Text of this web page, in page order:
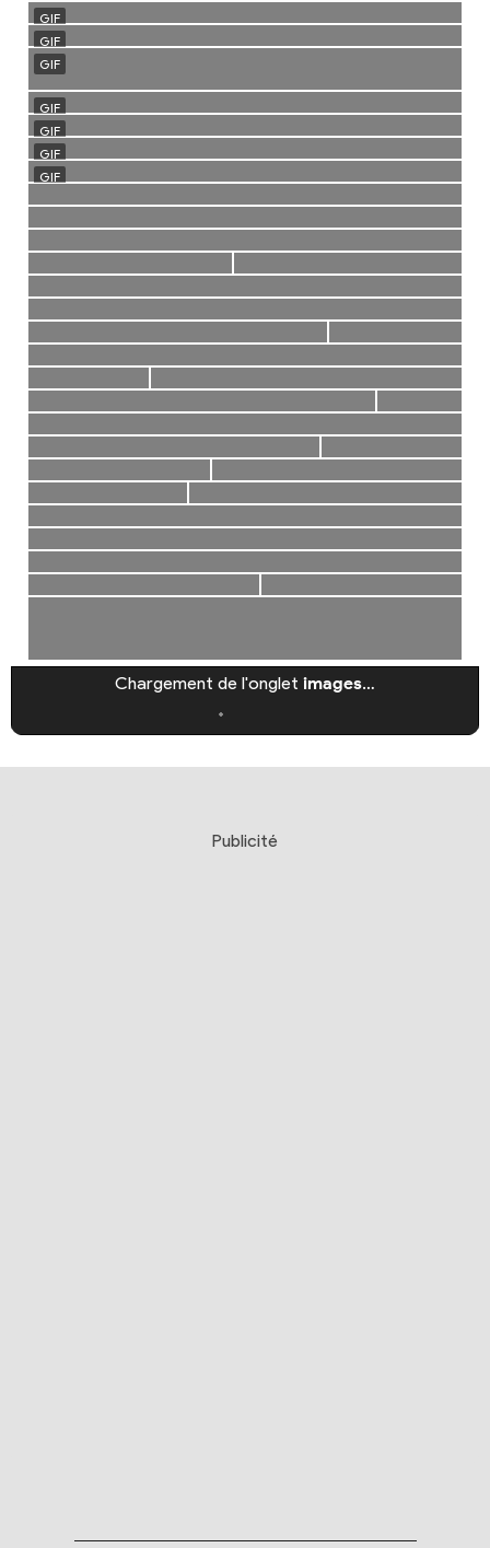
Chargement de l'onglet images…
Publicité